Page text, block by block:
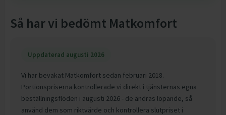
Så har vi bedömt Matkomfort
Uppdaterad augusti 2026
Vi har bevakat Matkomfort sedan februari 2018.
Portionspriserna kontrollerade vi direkt i tjänsternas egna
beställningsflöden i augusti 2026 - de ändras löpande, så
använd dem som riktvärde och kontrollera slutpriset i